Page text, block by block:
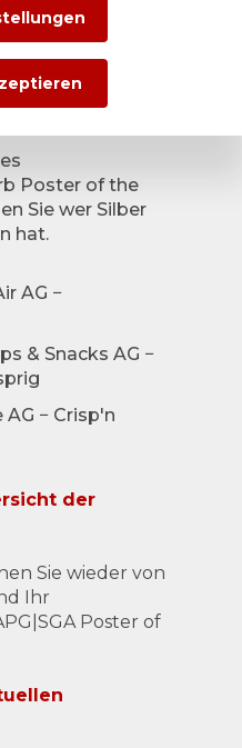
Poster of the
Sie wer Silber
hat.
AG −
& Snacks AG −
AG − Crisp'n
der
Sie wieder von
Ihr
Poster of